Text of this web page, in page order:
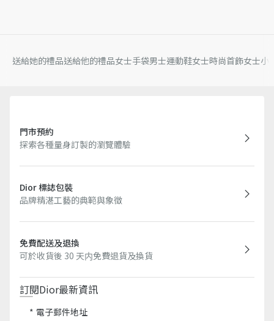
送給她的禮品送給他的禮品女士手袋男士運動鞋女士時尚首飾女士小
門市預約
探索各種量身訂製的瀏覽體驗
Dior 標誌包裝
品牌精湛工藝的典範與象徵
免費配送及退換
可於收貨後 30 天内免費退貨及換貨
訂閱Dior最新資訊​
電子郵件地址